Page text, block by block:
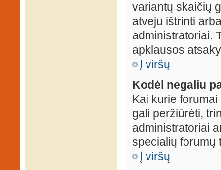
variantų skaičių
atveju ištrinti
administratoriai.
apklausos
Į viršų
Kodėl negaliu
Kai kurie
gali peržiūrėti,
administratoriai
specialių forumų
Į viršų